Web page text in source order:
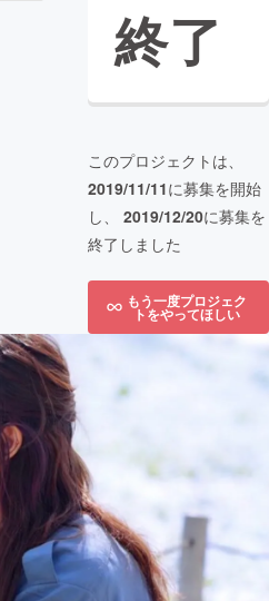
終了
このプロジェクトは、
2019/11/11に募集を開始
し、 2019/12/20に募集を
終了しました
もう一度プロジェク
トをやってほしい